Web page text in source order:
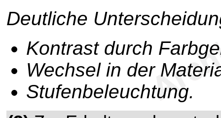
Deutliche
Kontrast durch
Wechsel in der
Stufenbeleuchtung.